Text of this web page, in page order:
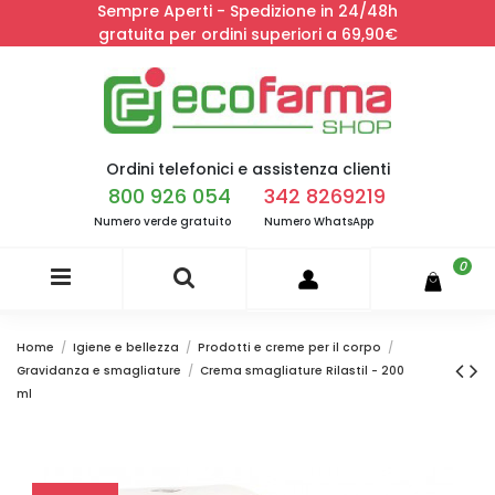
Sempre Aperti - Spedizione in 24/48h
gratuita per ordini superiori a 69,90€
Ordini telefonici e assistenza clienti
800 926 054
Numero verde gratuito
342 8269219
Numero WhatsApp
0
Home Igiene e bellezza
Prodotti e creme per il corpo
Gravidanza e smagliature
Crema smagliature Rilastil - 200
ml